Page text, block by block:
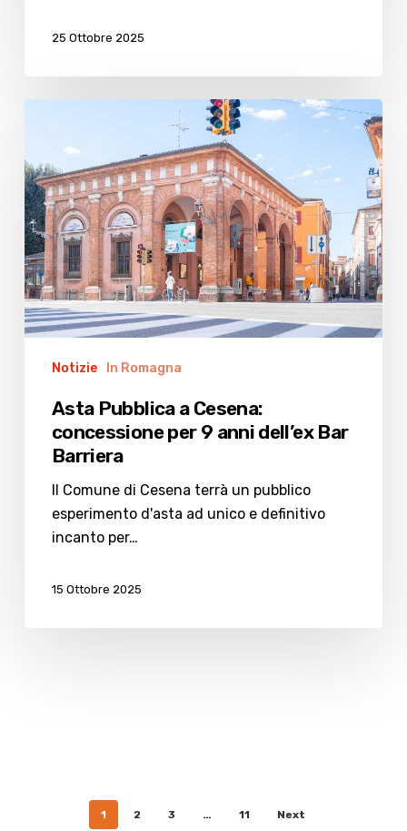
25 Ottobre 2025
a
Cesena:
concessione
per
9
anni
dell’ex
Bar
Notizie In Romagna
Asta Pubblica a Cesena:
concessione per 9 anni dell’ex Bar
Barriera
Il Comune di Cesena terrà un pubblico
esperimento d'asta ad unico e definitivo
incanto per…
15 Ottobre 2025
1 2 3 … 11 Next